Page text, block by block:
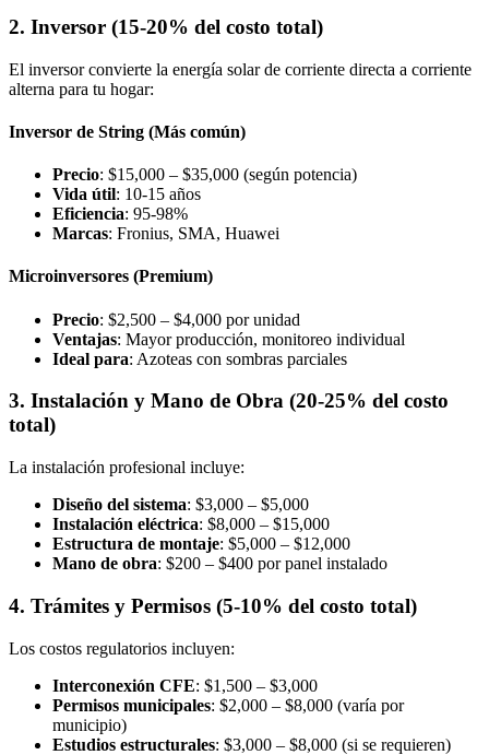
2. Inversor (15-20% del costo total)
El inversor convierte la energía solar de corriente directa a corriente
alterna para tu hogar:
Inversor de String (Más común)
Precio: $15,000 – $35,000 (según potencia)
Vida útil: 10-15 años
Eficiencia: 95-98%
Marcas: Fronius, SMA, Huawei
Microinversores (Premium)
Precio: $2,500 – $4,000 por unidad
Ventajas: Mayor producción, monitoreo individual
Ideal para: Azoteas con sombras parciales
3. Instalación y Mano de Obra (20-25% del costo
total)
La instalación profesional incluye:
Diseño del sistema: $3,000 – $5,000
Instalación eléctrica: $8,000 – $15,000
Estructura de montaje: $5,000 – $12,000
Mano de obra: $200 – $400 por panel instalado
4. Trámites y Permisos (5-10% del costo total)
Los costos regulatorios incluyen:
Interconexión CFE: $1,500 – $3,000
Permisos municipales: $2,000 – $8,000 (varía por
municipio)
Estudios estructurales: $3,000 – $8,000 (si se requieren)